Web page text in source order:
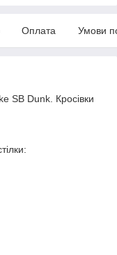
Оплата Умови
SB Dunk. Кросівки